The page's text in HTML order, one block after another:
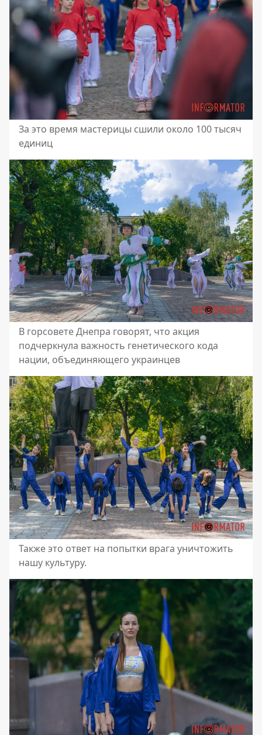
За это время мастерицы сшили около 100 тысяч
единиц
В горсовете Днепра говорят, что акция
подчеркнула важность генетического кода
нации, объединяющего украинцев
Также это ответ на попытки врага уничтожить
нашу культуру.